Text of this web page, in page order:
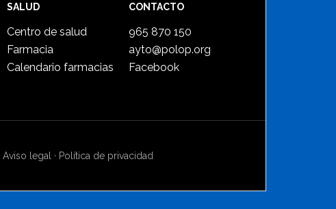
SALUD
Centro de salud
Farmacia
Calendario farmacias
CONTACTO
965 870 150
ayto@polop.org
Facebook
Aviso legal · Política de privacidad